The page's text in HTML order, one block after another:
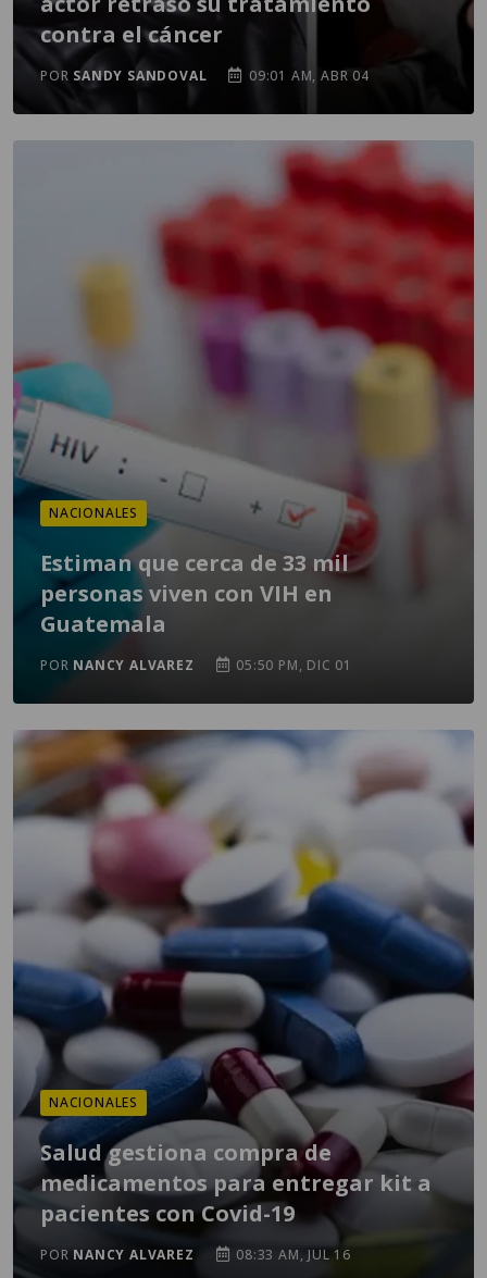
contra el cáncer
POR SANDY SANDOVAL 09:01 AM, ABR 04
NACIONALES
Estiman que cerca de 33 mil
personas viven con VIH en
Guatemala
POR NANCY ALVAREZ 05:50 PM, DIC 01
NACIONALES
Salud gestiona compra de
medicamentos para entregar kit a
pacientes con Covid-19
POR NANCY ALVAREZ 08:33 AM, JUL 16